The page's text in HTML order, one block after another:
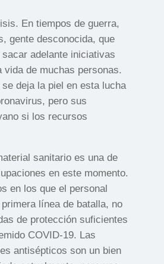
En tiempos de guerra,
gente desconocida, que
adelante iniciativas
vida de muchas personas.
deja la piel en esta lucha
pero sus
si los recursos
sanitario es una de
en este momento.
en los que el personal
línea de batalla, no
de protección suficientes
COVID-19. Las
antisépticos son un bien